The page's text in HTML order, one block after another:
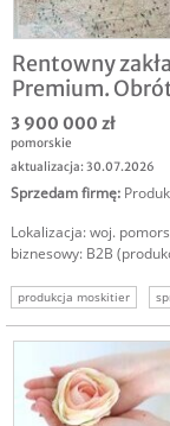
Rentowny
Premium.
3 900 000 zł
pomorskie
aktualizacja: 30.07.2026
Sprzedam firmę:
Lokalizacja: woj.
biznesowy: B2B
produkcja moskitier
sprzedam dochodowy